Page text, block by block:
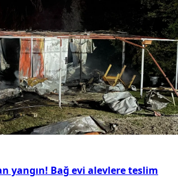
yangın! Bağ evi alevlere teslim